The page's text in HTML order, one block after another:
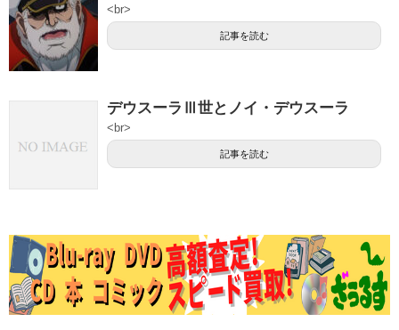
<br>
記事を読む
デウスーラⅢ世とノイ・デウスーラ
<br>
記事を読む